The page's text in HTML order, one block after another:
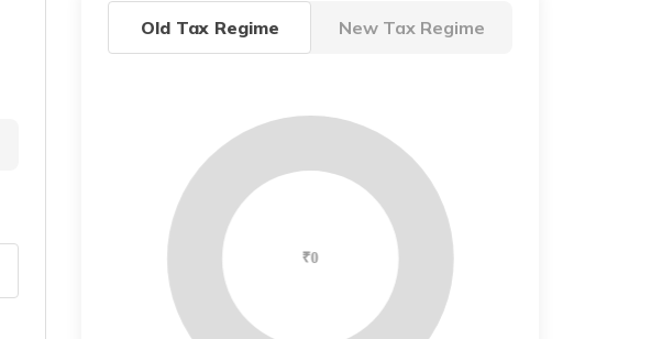
Old Tax Regime New Tax Regime